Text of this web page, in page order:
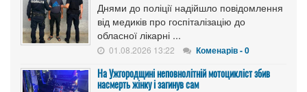
Днями до поліції надійшло повідомлення
від медиків про госпіталізацію до
обласної лікарні ...
01.08.2026 13:22 Коменарів - 0
На Ужгородщині неповнолітній мотоцикліст збив
насмерть жінку і загинув сам